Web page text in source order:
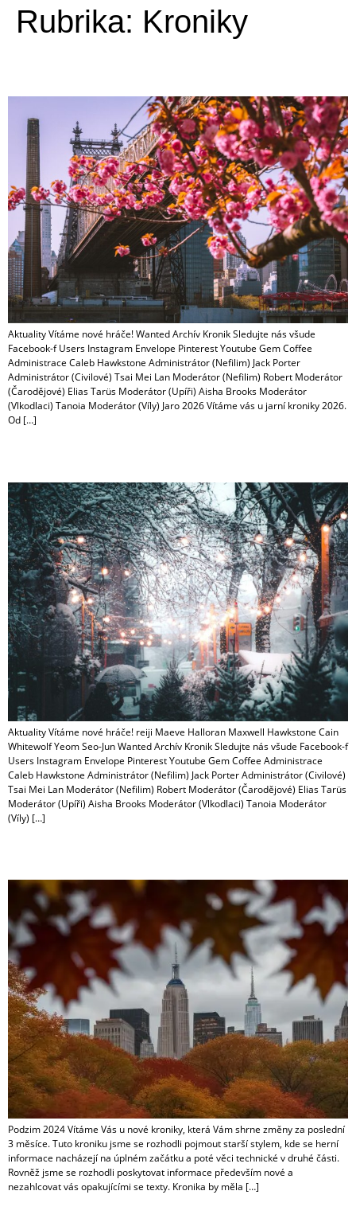
Rubrika: Kroniky
Aktuality Vítáme nové hráče! Wanted Archív Kronik Sledujte nás všude
Facebook-f Users Instagram Envelope Pinterest Youtube Gem Coffee
Administrace Caleb Hawkstone Administrátor (Nefilim) Jack Porter
Administrátor (Civilové) Tsai Mei Lan Moderátor (Nefilim) Robert Moderátor
(Čarodějové) Elias Tarüs Moderátor (Upíři) Aisha Brooks Moderátor
(Vlkodlaci) Tanoia Moderátor (Víly) Jaro 2026 Vítáme vás u jarní kroniky 2026.
Od […]
Aktuality Vítáme nové hráče! reiji Maeve Halloran Maxwell Hawkstone Cain
Whitewolf Yeom Seo-Jun Wanted Archív Kronik Sledujte nás všude Facebook-f
Users Instagram Envelope Pinterest Youtube Gem Coffee Administrace
Caleb Hawkstone Administrátor (Nefilim) Jack Porter Administrátor (Civilové)
Tsai Mei Lan Moderátor (Nefilim) Robert Moderátor (Čarodějové) Elias Tarüs
Moderátor (Upíři) Aisha Brooks Moderátor (Vlkodlaci) Tanoia Moderátor
(Víly) […]
Podzim 2024 Vítáme Vás u nové kroniky, která Vám shrne změny za poslední
3 měsíce. Tuto kroniku jsme se rozhodli pojmout starší stylem, kde se herní
informace nacházejí na úplném začátku a poté věci technické v druhé části.
Rovněž jsme se rozhodli poskytovat informace především nové a
nezahlcovat vás opakujícími se texty. Kronika by měla […]